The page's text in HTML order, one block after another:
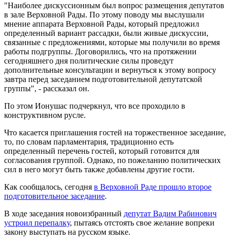
"Наиболее дискуссионным был вопрос размещения депутатов
в зале Верховной Рады. По этому поводу мы выслушали
мнение аппарата Верховной Рады, который предложил
определенный вариант рассадки, были живые дискуссии,
связанные с предложениями, которые мы получили во время
работы подгруппы. Договорились, что на протяжении
сегодняшнего дня политические силы проведут
дополнительные консультации и вернуться к этому вопросу
завтра перед заседанием подготовительной депутатской
группы", - рассказал он.
По этом Ионушас подчеркнул, что все проходило в
конструктивном русле.
Что касается приглашения гостей на торжественное заседание,
то, по словам парламентария, традиционно есть
определенный перечень гостей, который готовится для
согласования группой. Однако, по пожеланию политических
сил в него могут быть также добавлены другие гости.
Как сообщалось, сегодня в Верховной Раде прошло второе
подготовительное заседание.
В ходе заседания новоизбранный депутат Вадим Рабинович
устроил перепалку, пытаясь отстоять свое желание вопреки
закону выступать на русском языке.